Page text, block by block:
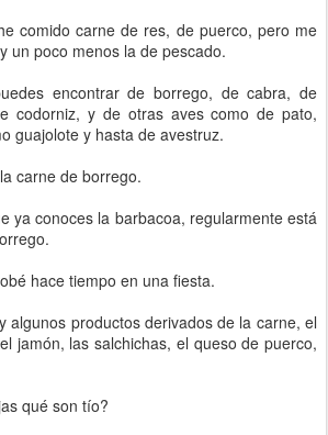
comido carne de res, de puerco, pero me
un poco menos la de pescado.
encontrar de borrego, de cabra, de
codorniz, y de otras aves como de pato,
guajolote y hasta de avestruz.
carne de borrego.
ya conoces la barbacoa, regularmente está
hace tiempo en una fiesta.
algunos productos derivados de la carne, el
jamón, las salchichas, el queso de puerco,
qué son tío?